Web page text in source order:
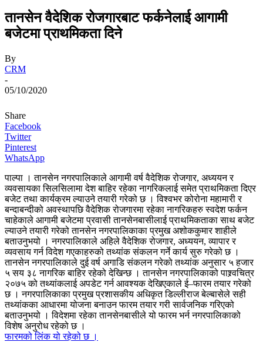
तानसेन वैदेशिक रोजगारबाट फर्कनेलाई आगामी
बजेटमा प्राथमिकता दिने
By
CRM
-
05/10/2020
Share
Facebook
Twitter
Pinterest
WhatsApp
पाल्पा । तानसेन नगरपालिकाले आगामी वर्ष वैदेशिक रोजगार, अध्ययन र
व्यवसायका सिलसिलामा देश बाहिर रहेका नागरिकलाई समेत प्राथमिकता दिएर
बजेट तथा कार्यक्रम ल्याउने तयारी गरेको छ । विश्वभर कोरोना महामारी र
बन्दाबन्दीको अवस्थापछि वैदेशिक रोजगारमा रहेका नागरिकहरु स्वदेश फर्कन
चाहेकाले आगामी बजेटमा प्रवासी तानसेनबासीलाई प्राथमिकताका साथ बजेट
ल्याउने तयारी गरेको तानसेन नगरपालिकाका प्रमुख अशोककुमार शाहीले
बताउनुभयो । नगरपालिकाले अहिले वैदेशिक रोजगार, अध्ययन, व्यापार र
व्यवसाय गर्न विदेश गएकाहरुको तथ्यांक संकलन गर्ने कार्य सुरु गरेको छ ।
तानसेन नगरपालिकाले दुई वर्ष अगाडि संकलन गरेको तथ्यांक अनुसार ५ हजार
५ सय ३८ नागरिक बाहिर रहेको देखिन्छ । तानसेन नगरपालिकाको पाश्र्वचित्र
२०७५ को तथ्यांकलाई अपडेट गर्न आवश्यक देखिएकाले ई–फारम तयार गरेको
छ । नगरपालिकाका प्रमुख प्रशासकीय अधिकृत डिल्लीराज बेल्बासेले सही
तथ्यांकका आधारमा योजना बनाउन फारम तयार गरी सार्वजनिक गरिएको
बताउनुभयो । विदेशमा रहेका तानसेनबासीले यो फारम भर्न नगरपालिकाको
विशेष अनुरोध रहेको छ ।
फारमको लिंक यो रहेको छ ।